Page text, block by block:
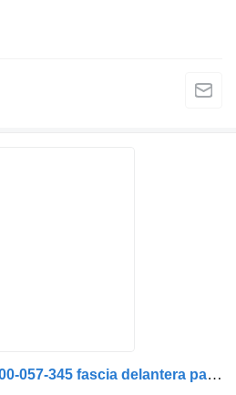
Carcasă Far Stânga 0000-057-345 fascia delantera para Solaris Albastru cu Lumini Integrate camión